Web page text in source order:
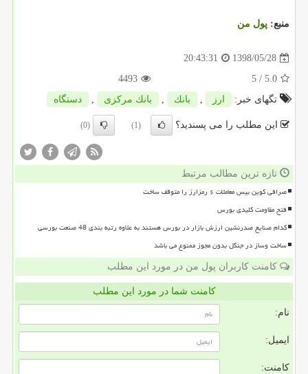
منبع: پول من
1398/05/28
20:43:31
5.0
/ 5
4493
تگهای خبر:
ارز , بانك , بانك مركزی , دستگاه
این مطلب را می پسندید؟ (1)
(0)
تازه ترین مطالب مرتبط
صرافی کوین بیس معاملات ۶ رمزارز را متوقف ساخت
فتح مقاومت کلیدی بورس
کدام صنایع صدرنشین ارزش بازار در بورس هستند به علاوه رتبه بندی 48 صنعت بورسی
ساخت وساز در جنگل بدون مجوز ممنوع می باشد
کامنت کاربران پول من در مورد این مطلب
کامنت شما در مورد این مطلب
نام:
ایمیل:
کامنت: